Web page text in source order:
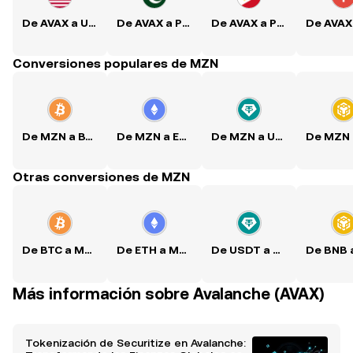
De AVAX a USD De AVAX a PKR De AVAX a PHP
Conversiones populares de MZN
De MZN a BTC De MZN a ETH De MZN a USDT
Otras conversiones de MZN
De BTC a MZN De ETH a MZN De USDT a MZN
Más información sobre Avalanche (AVAX)
Tokenización de Securitize en Avalanche: